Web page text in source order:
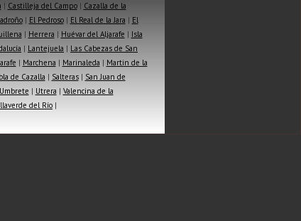
| Castilleja del Campo| Cazalla de la
| El Pedroso| El Real de la Jara | El
| Herrera | Huévar del Aljarafe | Isla
| Lantejuela | Las Cabezas de San
| Marchena | Marinaleda | Martin de la
de Cazalla | Salteras| San Juan de
Umbrete | Utrera | Valencina de la
del Río |